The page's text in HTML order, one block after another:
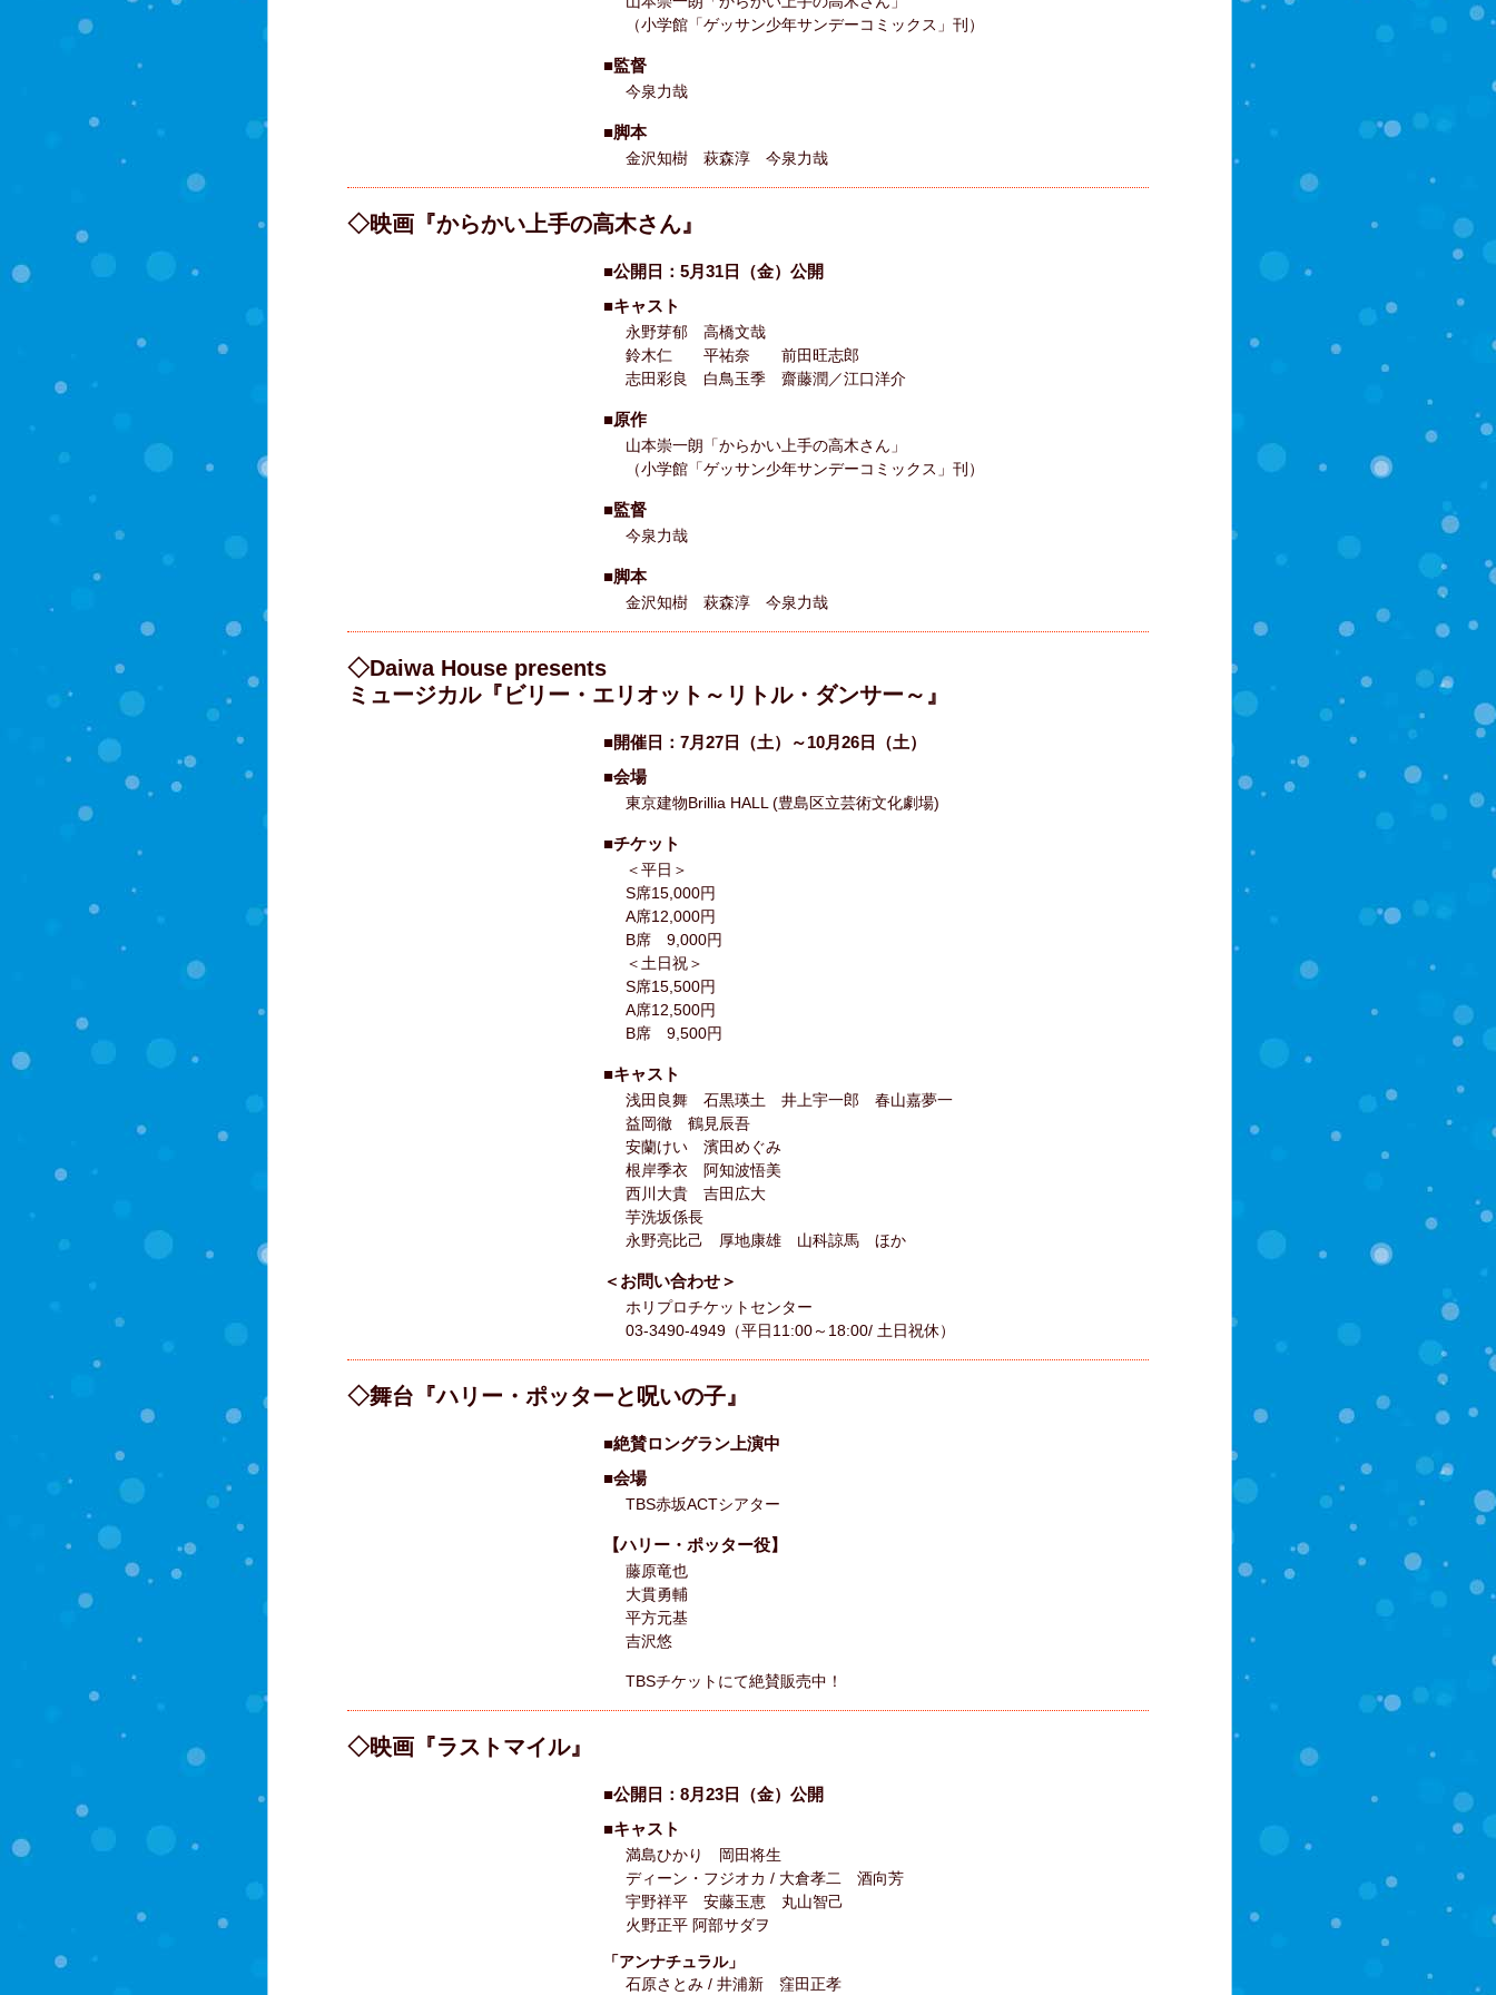
（小学館「ゲッサン少年サンデーコミックス」刊）
■監督
今泉力哉
■脚本
金沢知樹 萩森淳 今泉力哉
◇映画『からかい上手の高木さん』
■公開日：5月31日（金）公開
■キャスト
永野芽郁 高橋文哉
鈴木仁 平祐奈 前田旺志郎
志田彩良 白鳥玉季 齋藤潤／江口洋介
■原作
山本崇一朗「からかい上手の高木さん」
（小学館「ゲッサン少年サンデーコミックス」刊）
■監督
今泉力哉
■脚本
金沢知樹 萩森淳 今泉力哉
◇Daiwa House presents
ミュージカル『ビリー・エリオット～リトル・ダンサー～』
■開催日：7月27日（土）～10月26日（土）
■会場
東京建物Brillia HALL (豊島区立芸術文化劇場)
■チケット
＜平日＞
S席15,000円
A席12,000円
B席 9,000円
＜土日祝＞
S席15,500円
A席12,500円
B席 9,500円
■キャスト
浅田良舞 石黒瑛土 井上宇一郎 春山嘉夢一
益岡徹 鶴見辰吾
安蘭けい 濱田めぐみ
根岸季衣 阿知波悟美
西川大貴 吉田広大
芋洗坂係長
永野亮比己 厚地康雄 山科諒馬 ほか
＜お問い合わせ＞
ホリプロチケットセンター
03-3490-4949（平日11:00～18:00/ 土日祝休）
◇舞台『ハリー・ポッターと呪いの子』
■絶賛ロングラン上演中
■会場
TBS赤坂ACTシアター
【ハリー・ポッター役】
藤原竜也
大貫勇輔
平方元基
吉沢悠
TBSチケットにて絶賛販売中！
◇映画『ラストマイル』
■公開日：8月23日（金）公開
■キャスト
満島ひかり 岡田将生
ディーン・フジオカ / 大倉孝二 酒向芳
宇野祥平 安藤玉恵 丸山智己
火野正平 阿部サダヲ
「アンナチュラル」
石原さとみ / 井浦新 窪田正孝